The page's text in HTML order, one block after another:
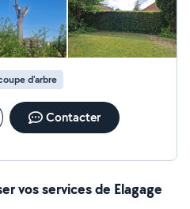
d'arbre
Contacter
vos services de Elagage